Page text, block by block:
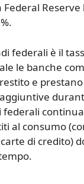
federali è il
le banche
e
federali
al consumo
di credito)